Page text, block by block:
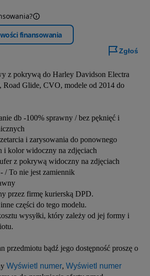
finansowania
Zgłoś
z pokrywą do Harley Davidson Electra
Road Glide, CVO, modele od 2014 do
db -100% sprawny / bez pęknięć i
i zarysowania do ponownego
i kolor widoczny na zdjęciach
z pokrywą widoczny na zdjęciach
/ To nie jest zamiennik
przez firmę kurierską DPD.
części do tego modelu.
wysyłki, który zależy od jej formy i
przedmiotu bądź jego dostępność proszę o
Wyświetl numer, Wyświetl numer